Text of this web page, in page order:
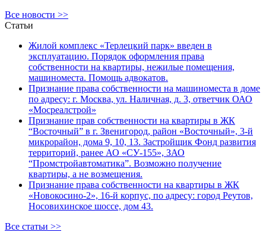
Все новости >>
Статьи
Жилой комплекс «Терлецкий парк» введен в
эксплуатацию. Порядок оформления права
собственности на квартиры, нежилые помещения,
машиноместа. Помощь адвокатов.
Признание права собственности на машиноместа в доме
по адресу: г. Москва, ул. Наличная, д. 3, ответчик ОАО
«Мосреалстрой»
Признание прав собственности на квартиры в ЖК
“Восточный” в г. Звенигород, район «Восточный», 3-й
микрорайон, дома 9, 10, 13. Застройщик Фонд развития
территорий, ранее АО «СУ-155», ЗАО
“Промстройавтоматика”. Возможно получение
квартиры, а не возмещения.
Признание права собственности на квартиры в ЖК
«Новокосино-2», 16-й корпус, по адресу: город Реутов,
Носовихинское шоссе, дом 43.
Все статьи >>